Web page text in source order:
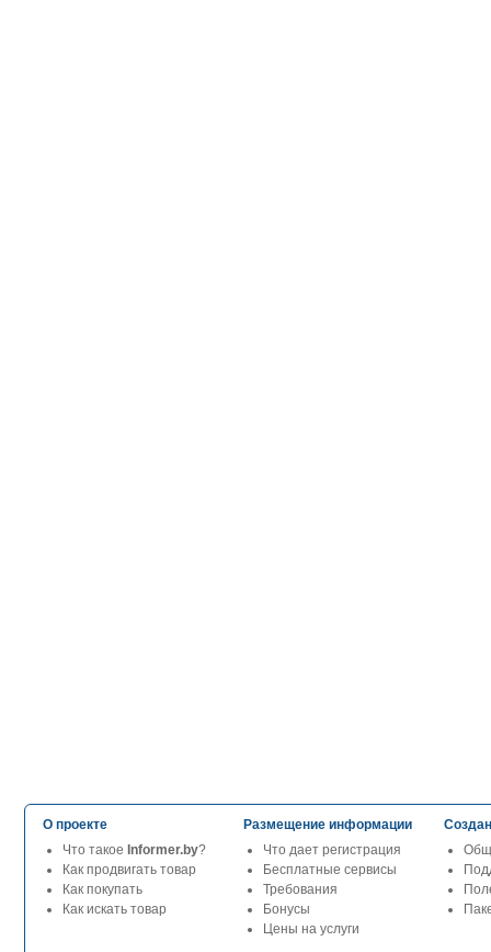
О проекте
Что такое Informer.by?
Как продвигать товар
Как покупать
Как искать товар
Размещение информации
Что дает регистрация
Бесплатные сервисы
Требования
Бонусы
Цены на услуги